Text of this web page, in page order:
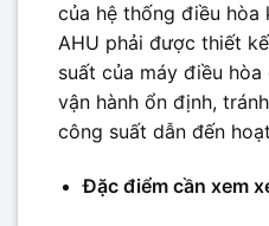
của hệ thống điều hòa
AHU phải được thiết
suất của máy điều
vận hành ổn định,
công suất dẫn đến
Đặc điểm cần xem